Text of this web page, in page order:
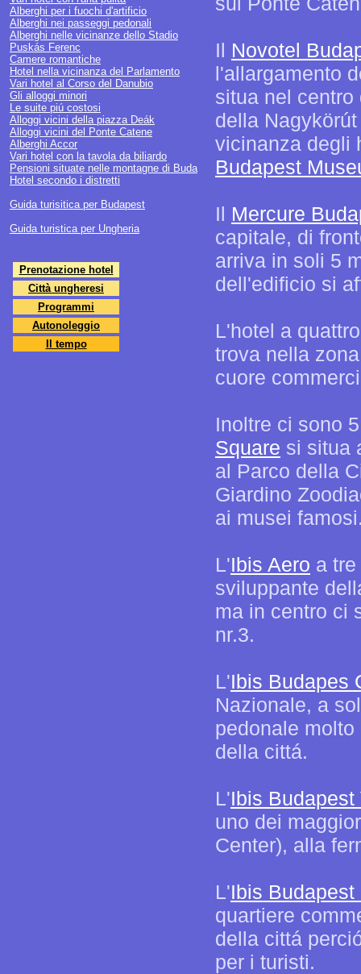
Alberghi per i fuochi d'artificio
Alberghi nei passeggi pedonali
Alberghi nelle vicinanze dello Stadio
Puskás Ferenc
Camere romantiche
Hotel nella vicinanza del Parlamento
Vari hotel al Corso del Danubio
Gli alloggi minori
Le suite piú costosi
Alloggi vicini della piazza Deák
Alloggi vicini del Ponte Catene
Alberghi Accor
Vari hotel con la tavola da biliardo
Pensioni situate nelle montagne di Buda
Hotel secondo i distretti
Guida turisitica per Budapest
Guida turistica per Ungheria
Prenotazione hotel
Città ungheresi
Programmi
Autonoleggio
Il tempo
Il Novotel
l'allargamento
situa nel
della
vicinanza degli
Budapest
Il Mercure
capitale, di
arriva in soli 5
dell'edificio si
L'hotel a
trova nella
cuore
Inoltre ci sono
Square si situa
al Parco della
Giardino
ai musei
L'Ibis Aero a
sviluppante
ma in centro ci
nr.3.
L'Ibis Budapes
Nazionale, a
pedonale
della cittá.
L'Ibis Budapest
uno dei
Center), alla
L'Ibis Budapest
quartiere
della cittá
per i turisti.